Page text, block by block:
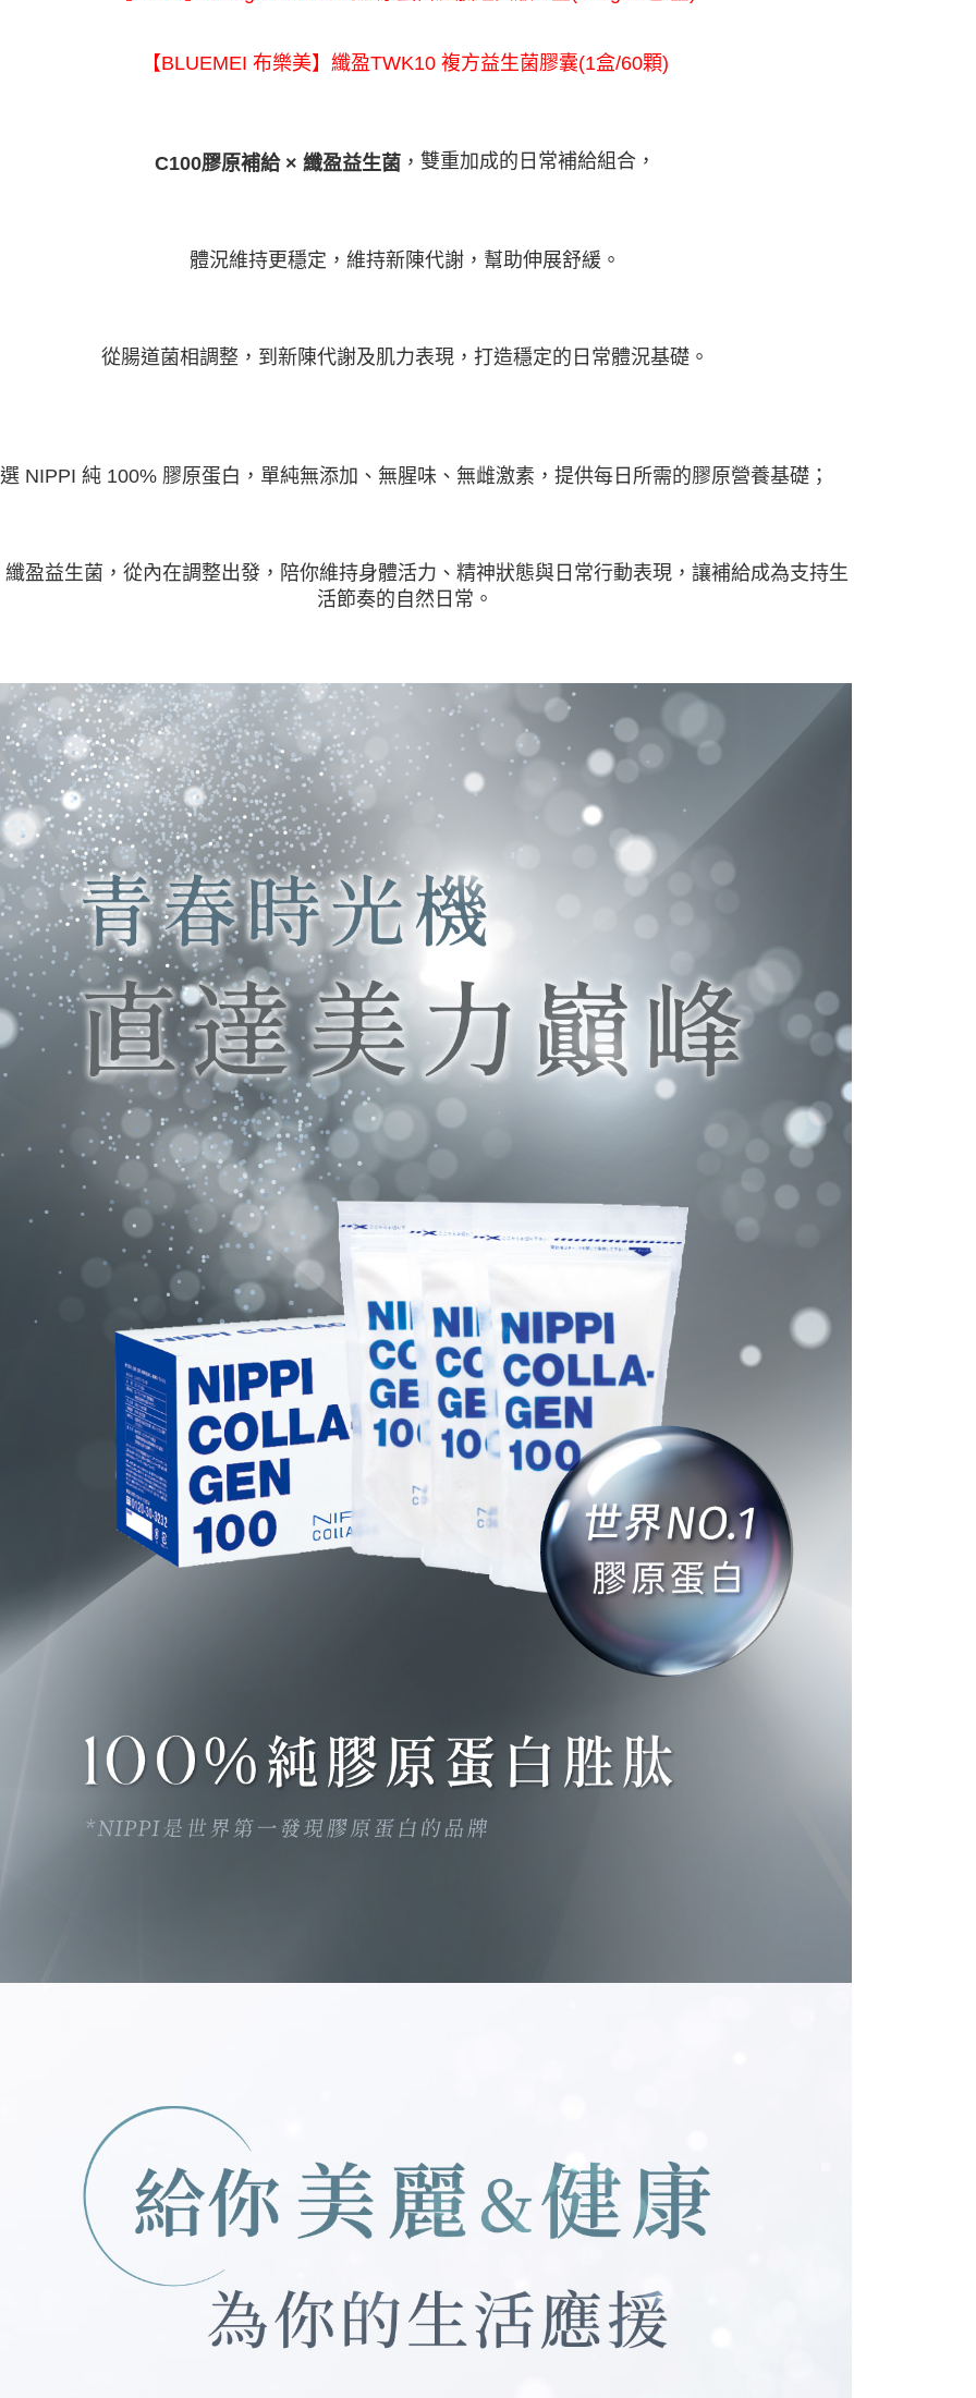
每筆NT$290
【BLUEMEI 布樂美】纖盈TWK10 複方益生菌膠囊(1盒/60顆)
C100膠原補給 × 纖盈益生菌， 雙重加成的日常補給組合，
體況維持更穩定，維持新陳代謝，幫助伸展舒緩。
從腸道菌相調整，到新陳代謝及肌力表現， 打造穩定的日常體況基礎。
NIPPI 純 100% 膠原蛋白，單純無添加、無腥味、無雌激素，提供每日所需的膠原營養基礎；
纖盈益生菌，從內在調整出發，陪你維持身體活力、精神狀態與日常行動表現，讓補給成為支持生
活節奏的自然日常。